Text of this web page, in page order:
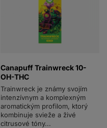
Canapuff Trainwreck 10-
OH-THC
Trainwreck je známy svojím
intenzívnym a komplexným
aromatickým profilom, ktorý
kombinuje svieže a živé
citrusové tóny...